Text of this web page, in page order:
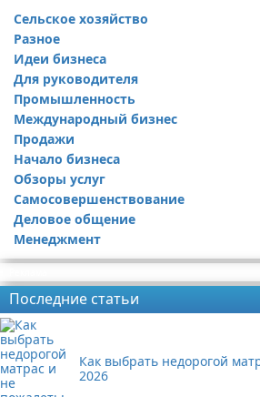
Сельское хозяйство
Разное
Идеи бизнеса
Для руководителя
Промышленность
Международный бизнес
Продажи
Начало бизнеса
Обзоры услуг
Самосовершенствование
Деловое общение
Менеджмент
Последние статьи
Как выбрать недорогой
2026